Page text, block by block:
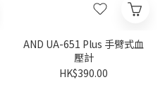
AND UA-651 Plus 手臂式血
壓計
HK$390.00